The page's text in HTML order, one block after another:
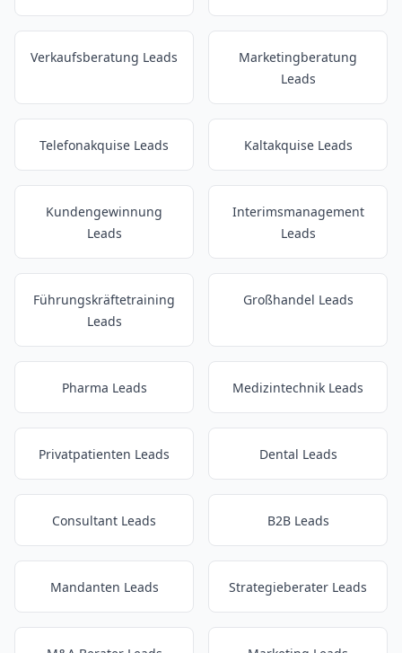
Verkaufsberatung Leads
Marketingberatung
Leads
Telefonakquise Leads Kaltakquise Leads
Kundengewinnung
Leads
Interimsmanagement
Leads
Führungskräftetraining
Leads
Großhandel Leads
Pharma Leads Medizintechnik Leads
Privatpatienten Leads Dental Leads
Consultant Leads B2B Leads
Mandanten Leads Strategieberater Leads